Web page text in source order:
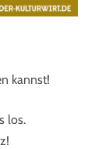
kannst!
los.